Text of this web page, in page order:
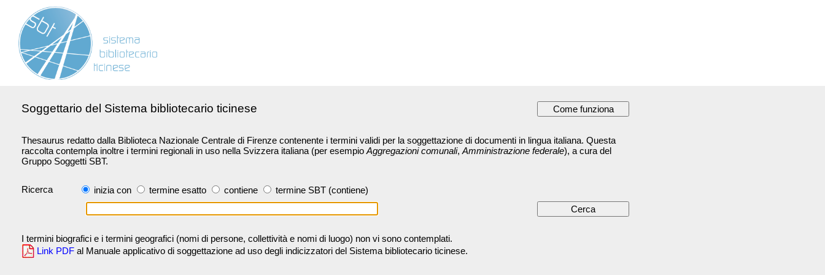
Soggettario del Sistema bibliotecario ticinese
Thesaurus redatto dalla Biblioteca Nazionale Centrale di Firenze contenente i termini validi per la soggettazione di documenti in lingua italiana. Questa
raccolta contempla inoltre i termini regionali in uso nella Svizzera italiana (per esempio Aggregazioni comunali, Amministrazione federale), a cura del
Gruppo Soggetti SBT.
Ricerca inizia con termine esatto contiene termine SBT (contiene)
I termini biografici e i termini geografici (nomi di persone, collettività e nomi di luogo) non vi sono contemplati.
Link PDF al Manuale applicativo di soggettazione ad uso degli indicizzatori del Sistema bibliotecario ticinese.